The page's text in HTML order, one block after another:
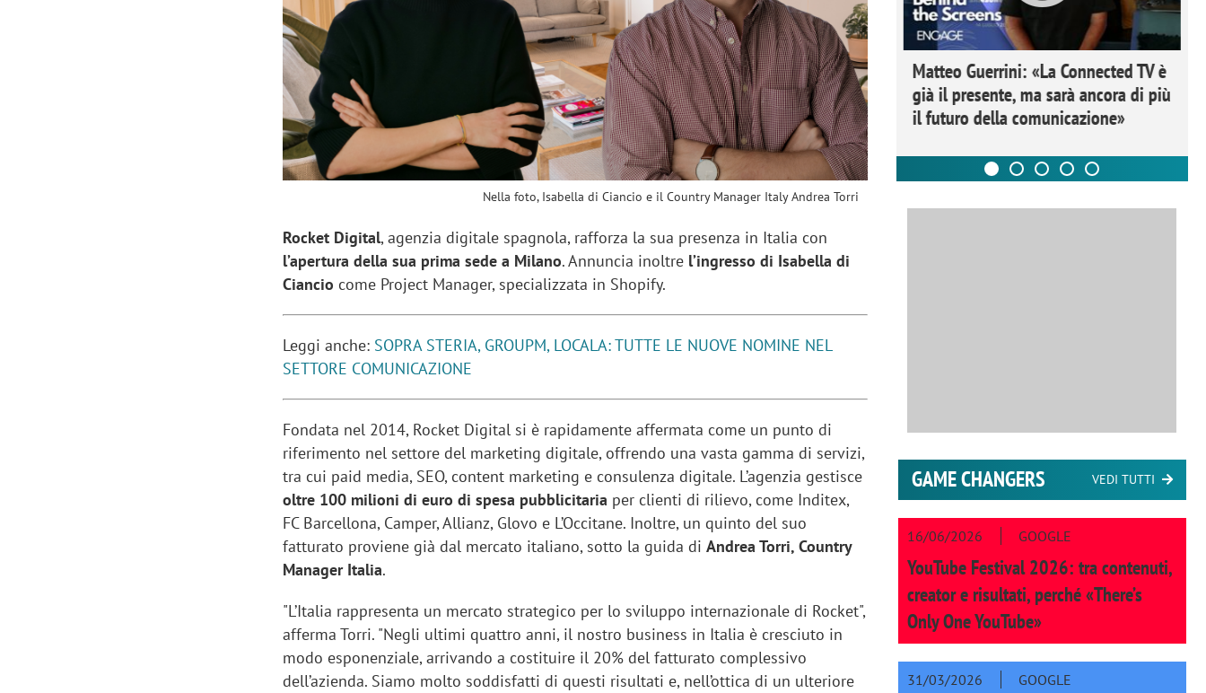
Nella foto, Isabella di Ciancio e il Country Manager Italy Andrea Torri
Rocket Digital, agenzia digitale spagnola, rafforza la sua presenza in Italia con
l’apertura della sua prima sede a Milano. Annuncia inoltre l’ingresso di Isabella di
Ciancio come Project Manager, specializzata in Shopify.
Leggi anche: SOPRA STERIA, GROUPM, LOCALA: TUTTE LE NUOVE NOMINE NEL
SETTORE COMUNICAZIONE
Fondata nel 2014, Rocket Digital si è rapidamente affermata come un punto di
riferimento nel settore del marketing digitale, offrendo una vasta gamma di servizi,
tra cui paid media, SEO, content marketing e consulenza digitale. L’agenzia gestisce
oltre 100 milioni di euro di spesa pubblicitaria per clienti di rilievo, come Inditex,
FC Barcellona, Camper, Allianz, Glovo e L’Occitane. Inoltre, un quinto del suo
fatturato proviene già dal mercato italiano, sotto la guida diAndrea Torri, Country
Manager Italia.
"L’Italia rappresenta un mercato strategico per lo sviluppo internazionale di Rocket",
afferma Torri. "Negli ultimi quattro anni, il nostro business in Italia è cresciuto in
modo esponenziale, arrivando a costituire il 20% del fatturato complessivo
dell’azienda. Siamo molto soddisfatti di questi risultati e, nell’ottica di un ulteriore
Manassero, Samsung Ads: «Con Total
Perez, Samsung Ads: «L'Italia è un
mercato strategico e continuerà a
crescere»
Networking agli eventi: come la
startup Kicè punta a eliminare lo
"spreco di relazioni"
Matteo Guerrini: «La Connected TV è
già il presente, ma sarà ancora di più
il futuro della comunicazione»
GAME CHANGERS VEDI TUTTI
16/06/2026 GOOGLE
YouTube Festival 2026: tra contenuti,
creator e risultati, perché «There’s
Only One YouTube»
31/03/2026 GOOGLE